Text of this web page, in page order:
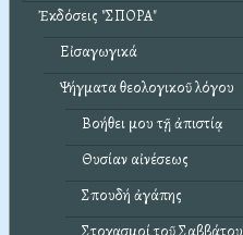
Ἐκδόσεις "ΣΠΟΡΑ"
Εἰσαγωγικά
Ψήγματα θεολογικοῦ λόγου
Βοήθει μου τῇ ἀπιστίᾳ
Θυσίαν αἰνέσεως
Σπουδή ἀγάπης